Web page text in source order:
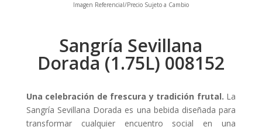
Imagen Referencial/Precio Sujeto a Cambio
Sangría Sevillana
Dorada (1.75L) 008152
Una celebración de frescura y tradición frutal. La
Sangría Sevillana Dorada es una bebida diseñada para
transformar cualquier encuentro social en una